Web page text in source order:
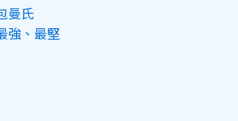
曼氏
強、最堅